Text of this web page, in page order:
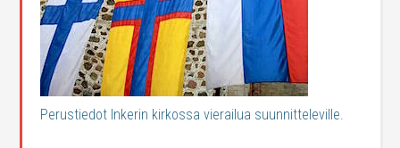
Perustiedot Inkerin kirkossa vierailua suunnitteleville.